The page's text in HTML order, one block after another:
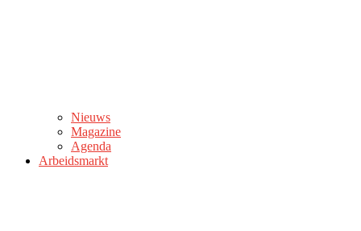
Nieuws
Magazine
Agenda
Arbeidsmarkt